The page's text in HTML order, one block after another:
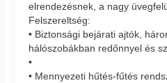
elrendezésnek, a nagy
Felszereltség:
• Biztonsági bejárati ajtók,
hálószobákban redőnnyel és
•
• Mennyezeti hűtés-fűtés